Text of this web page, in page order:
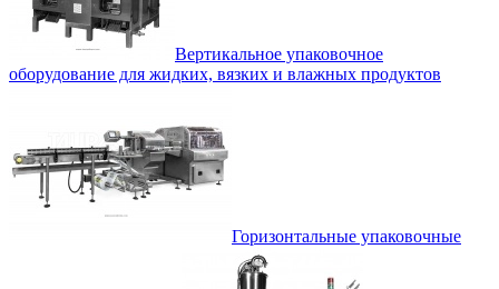
Вертикальное упаковочное
оборудование для жидких, вязких и влажных продуктов
Горизонтальные упаковочные